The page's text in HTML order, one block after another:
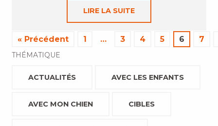
LIRE LA SUITE
« Précédent 1 … 3 4 5 6 7
THÉMATIQUE
ACTUALITÉS AVEC LES ENFANTS
AVEC MON CHIEN CIBLES